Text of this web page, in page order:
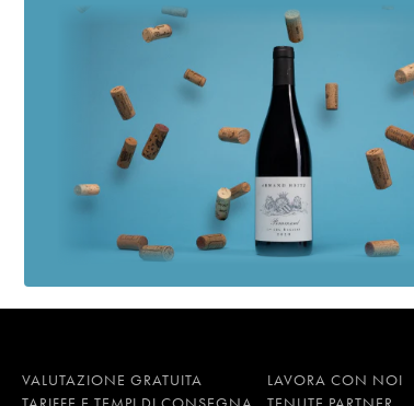
VALUTAZIONE GRATUITA LAVORA CON NOI